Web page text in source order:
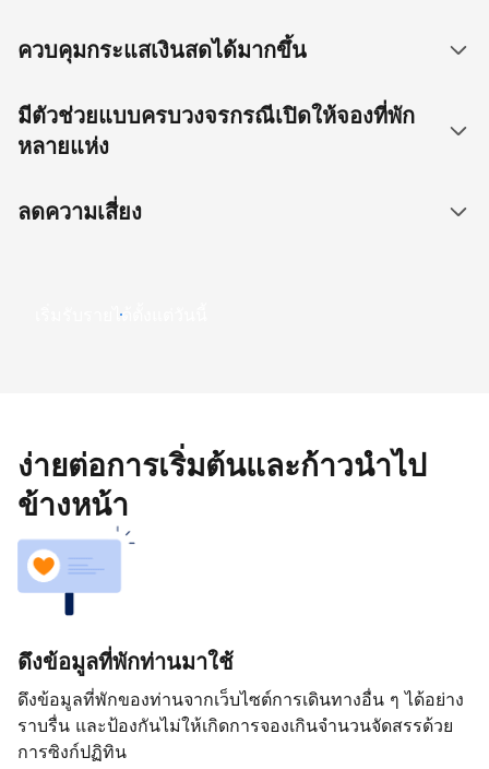
ควบคุมกระแสเงินสดได้มากขึ้น
มีตัวช่วยแบบครบวงจรกรณีเปิดให้จองที่พัก
หลายแห่ง
ลดความเสี่ยง
เริ่มรับรายได้ตั้งแต่วันนี้
ง่ายต่อการเริ่มต้นและก้าวนำไป
ข้างหน้า
ดึงข้อมูลที่พักท่านมาใช้
ดึงข้อมูลที่พักของท่านจากเว็บไซต์การเดินทางอื่น ๆ ได้อย่าง
ราบรื่น และป้องกันไม่ให้เกิดการจองเกินจำนวนจัดสรรด้วย
การซิงก์ปฏิทิน